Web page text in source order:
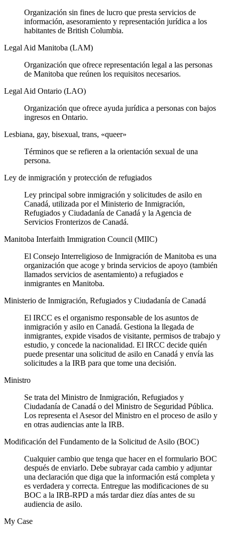
Organización sin fines de lucro que presta servicios de
información, asesoramiento y representación jurídica a los
habitantes de British Columbia.
Legal Aid Manitoba (LAM)
Organización que ofrece representación legal a las personas
de Manitoba que reúnen los requisitos necesarios.
Legal Aid Ontario (LAO)
Organización que ofrece ayuda jurídica a personas con bajos
ingresos en Ontario.
Lesbiana, gay, bisexual, trans, «queer»
Términos que se refieren a la orientación sexual de una
persona.
Ley de inmigración y protección de refugiados
Ley principal sobre inmigración y solicitudes de asilo en
Canadá, utilizada por el Ministerio de Inmigración,
Refugiados y Ciudadanía de Canadá y la Agencia de
Servicios Fronterizos de Canadá.
Manitoba Interfaith Immigration Council (MIIC)
El Consejo Interreligioso de Inmigración de Manitoba es una
organización que acoge y brinda servicios de apoyo (también
llamados servicios de asentamiento) a refugiados e
inmigrantes en Manitoba.
Ministerio de Inmigración, Refugiados y Ciudadanía de Canadá
El IRCC es el organismo responsable de los asuntos de
inmigración y asilo en Canadá. Gestiona la llegada de
inmigrantes, expide visados de visitante, permisos de trabajo y
estudio, y concede la nacionalidad. El IRCC decide quién
puede presentar una solicitud de asilo en Canadá y envía las
solicitudes a la IRB para que tome una decisión.
Ministro
Se trata del Ministro de Inmigración, Refugiados y
Ciudadanía de Canadá o del Ministro de Seguridad Pública.
Los representa el Asesor del Ministro en el proceso de asilo y
en otras audiencias ante la IRB.
Modificación del Fundamento de la Solicitud de Asilo (BOC)
Cualquier cambio que tenga que hacer en el formulario BOC
después de enviarlo. Debe subrayar cada cambio y adjuntar
una declaración que diga que la información está completa y
es verdadera y correcta. Entregue las modificaciones de su
BOC a la IRB-RPD a más tardar diez días antes de su
audiencia de asilo.
My Case